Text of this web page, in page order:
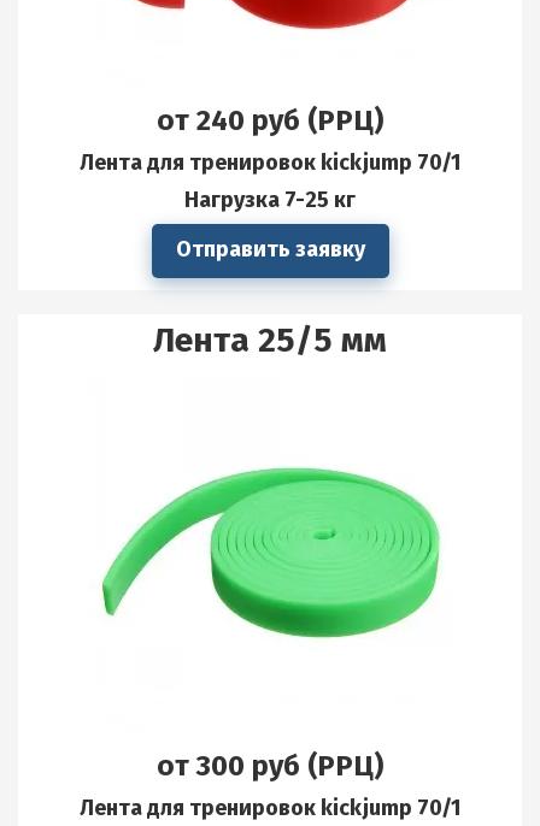
от 240 руб (РРЦ)
Лента для тренировок kickjump 70/1
Нагрузка 7-25 кг
Отправить заявку
Лента 25/5 мм
от 300 руб (РРЦ)
Лента для тренировок kickjump 70/1